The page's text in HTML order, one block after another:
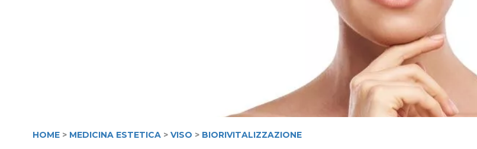
HOME > MEDICINA ESTETICA > VISO > BIORIVITALIZZAZIONE